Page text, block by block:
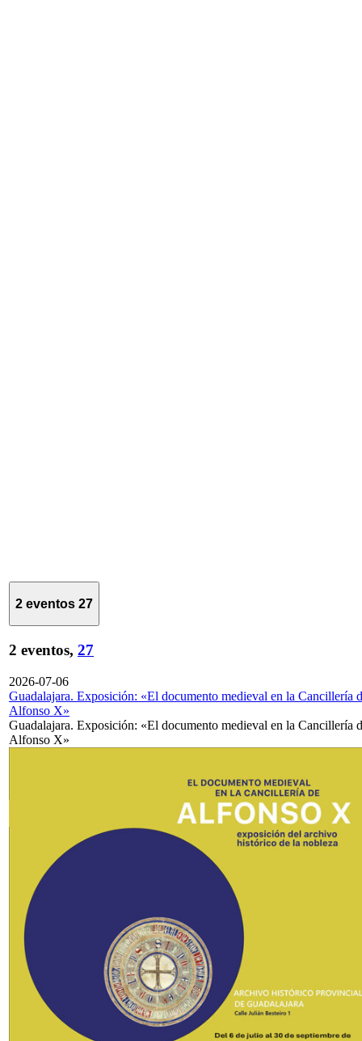
2 eventos 27
2 eventos, 27
2026-07-06
Guadalajara. Exposición: «El documento medieval en la Cancillería
Alfonso X»
Guadalajara. Exposición: «El documento medieval en la Cancillería
Alfonso X»